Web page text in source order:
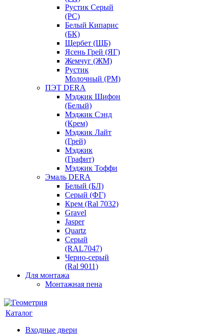
Рустик Серый
(РС)
Белый Кипарис
(БК)
Щербет (ЩБ)
Ясень Грей (ЯГ)
Жемчуг (ЖМ)
Рустик
Молочный (РМ)
ПЭТ DERA
Мэджик Шифон
(Белый)
Мэджик Сэнд
(Крем)
Мэджик Лайт
(Грей)
Мэджик
(Графит)
Мэджик Тоффи
Эмаль DERA
Белый (БЛ)
Серый (ФГ)
Крем (Ral 7032)
Gravel
Jasper
Quartz
Серый
(RAL7047)
Черно-серый
(Ral 9011)
Для монтажа
Монтажная пена
Каталог
Входные двери